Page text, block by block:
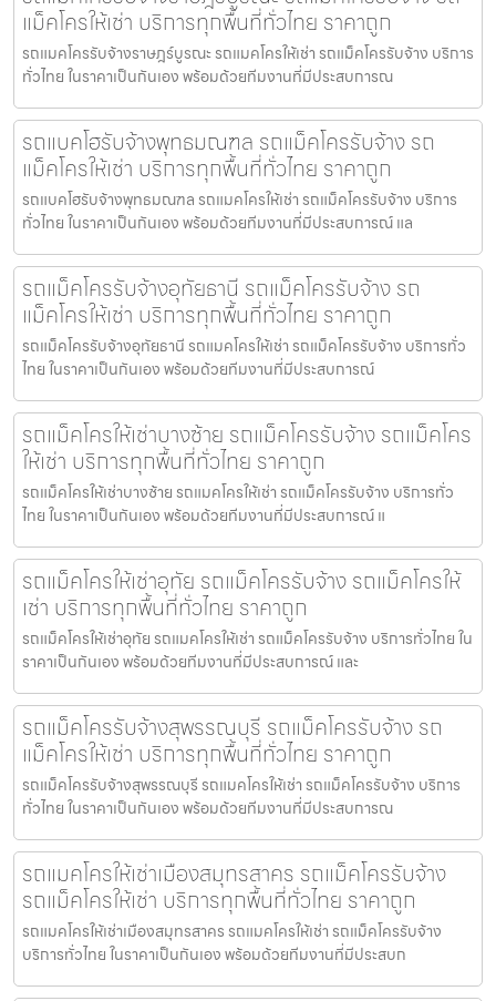
แม็คโครให้เช่า บริการทุกพื้นที่ทั่วไทย ราคาถูก
รถแมคโครรับจ้างราษฎร์บูรณะ รถแมคโครให้เช่า รถแม็คโครรับจ้าง บริการ
ทั่วไทย ในราคาเป็นกันเอง พร้อมด้วยทีมงานที่มีประสบการณ
รถแบคโฮรับจ้างพุทธมณฑล รถแม็คโครรับจ้าง รถ
แม็คโครให้เช่า บริการทุกพื้นที่ทั่วไทย ราคาถูก
รถแบคโฮรับจ้างพุทธมณฑล รถแมคโครให้เช่า รถแม็คโครรับจ้าง บริการ
ทั่วไทย ในราคาเป็นกันเอง พร้อมด้วยทีมงานที่มีประสบการณ์ แล
รถแม็คโครรับจ้างอุทัยธานี รถแม็คโครรับจ้าง รถ
แม็คโครให้เช่า บริการทุกพื้นที่ทั่วไทย ราคาถูก
รถแม็คโครรับจ้างอุทัยธานี รถแมคโครให้เช่า รถแม็คโครรับจ้าง บริการทั่ว
ไทย ในราคาเป็นกันเอง พร้อมด้วยทีมงานที่มีประสบการณ์
รถแม็คโครให้เช่าบางซ้าย รถแม็คโครรับจ้าง รถแม็คโคร
ให้เช่า บริการทุกพื้นที่ทั่วไทย ราคาถูก
รถแม็คโครให้เช่าบางซ้าย รถแมคโครให้เช่า รถแม็คโครรับจ้าง บริการทั่ว
ไทย ในราคาเป็นกันเอง พร้อมด้วยทีมงานที่มีประสบการณ์ แ
รถแม็คโครให้เช่าอุทัย รถแม็คโครรับจ้าง รถแม็คโครให้
เช่า บริการทุกพื้นที่ทั่วไทย ราคาถูก
รถแม็คโครให้เช่าอุทัย รถแมคโครให้เช่า รถแม็คโครรับจ้าง บริการทั่วไทย ใน
ราคาเป็นกันเอง พร้อมด้วยทีมงานที่มีประสบการณ์ และ
รถแม็คโครรับจ้างสุพรรณบุรี รถแม็คโครรับจ้าง รถ
แม็คโครให้เช่า บริการทุกพื้นที่ทั่วไทย ราคาถูก
รถแม็คโครรับจ้างสุพรรณบุรี รถแมคโครให้เช่า รถแม็คโครรับจ้าง บริการ
ทั่วไทย ในราคาเป็นกันเอง พร้อมด้วยทีมงานที่มีประสบการณ
รถแมคโครให้เช่าเมืองสมุทรสาคร รถแม็คโครรับจ้าง
รถแม็คโครให้เช่า บริการทุกพื้นที่ทั่วไทย ราคาถูก
รถแมคโครให้เช่าเมืองสมุทรสาคร รถแมคโครให้เช่า รถแม็คโครรับจ้าง
บริการทั่วไทย ในราคาเป็นกันเอง พร้อมด้วยทีมงานที่มีประสบก